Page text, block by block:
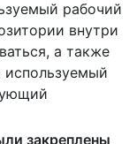
рабочий
внутри
а также
закреплены